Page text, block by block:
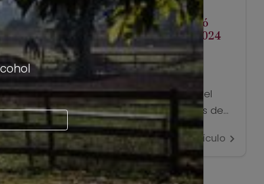
diciembre 18, 2024
Los Sauvignon Blanc Valle de Curicó
vuelven para celebrar su cosecha 2024
La Vinocracia, reconocido bar de vinos
emplazado en plena Plaza Ñuñoa, fue el
lugar elegido por la Ruta del Vino Valles de
Curicó – RVC – para volver con su
emblemática presentación de los
“Sauvignon Blanc Valles de Curicó”, esta vez
para mostrar las últimas novedades de la
Ver artículo